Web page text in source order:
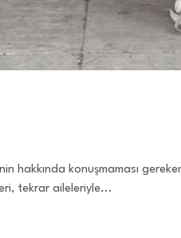
hakkında konuşmaması
tekrar aileleriyle...